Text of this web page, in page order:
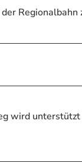
wird unterstützt